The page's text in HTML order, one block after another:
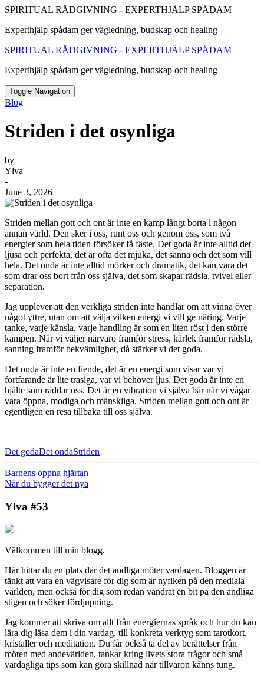
SPIRITUAL RÅDGIVNING - EXPERTHJÄLP SPÅDAM
Experthjälp spådam ger vägledning, budskap och healing
SPIRITUAL RÅDGIVNING - EXPERTHJÄLP SPÅDAM
Experthjälp spådam ger vägledning, budskap och healing
Toggle Navigation
Blog
Striden i det osynliga
by
Ylva
-
June 3, 2026
Striden mellan gott och ont är inte en kamp långt borta i någon
annan värld. Den sker i oss, runt oss och genom oss, som två
energier som hela tiden försöker få fäste. Det goda är inte alltid det
ljusa och perfekta, det är ofta det mjuka, det sanna och det som vill
hela. Det onda är inte alltid mörker och dramatik, det kan vara det
som drar oss bort från oss själva, det som skapar rädsla, tvivel eller
separation.
Jag upplever att den verkliga striden inte handlar om att vinna över
något yttre, utan om att välja vilken energi vi vill ge näring. Varje
tanke, varje känsla, varje handling är som en liten röst i den större
kampen. När vi väljer närvaro framför stress, kärlek framför rädsla,
sanning framför bekvämlighet, då stärker vi det goda.
Det onda är inte en fiende, det är en energi som visar var vi
fortfarande är lite trasiga, var vi behöver ljus. Det goda är inte en
hjälte som räddar oss. Det är en vibration vi själva bär när vi vågar
vara öppna, modiga och mänskliga. Striden mellan gott och ont är
egentligen en resa tillbaka till oss själva.
Det godaDet ondaStriden
Barnens öppna hjärtan
När du bygger det nya
Ylva #53
Välkommen till min blogg.
Här hittar du en plats där det andliga möter vardagen. Bloggen är
tänkt att vara en vägvisare för dig som är nyfiken på den mediala
världen, men också för dig som redan vandrat en bit på den andliga
stigen och söker fördjupning.
Jag kommer att skriva om allt från energiernas språk och hur du kan
lära dig läsa dem i din vardag, till konkreta verktyg som tarotkort,
kristaller och meditation. Du får också ta del av berättelser från
möten med andevärlden, tankar kring livets stora frågor och små
vardagliga tips som kan göra skillnad när tillvaron känns tung.